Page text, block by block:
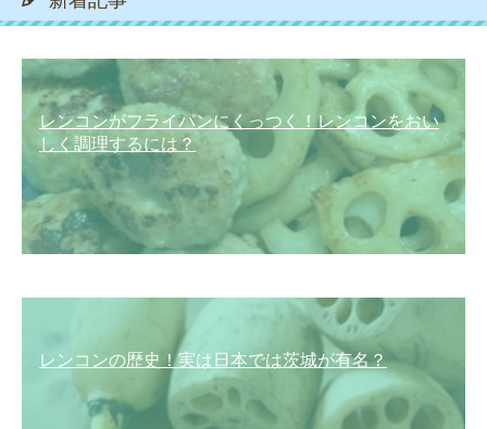
レンコンがフライパンにくっつく！レンコンをおい
しく調理するには？
レンコンの歴史！実は日本では茨城が有名？